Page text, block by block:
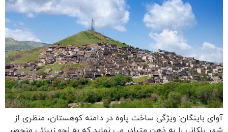
آوای باینگان: ویژگی ساخت پاوه در دامنه کوهستان، منظری از